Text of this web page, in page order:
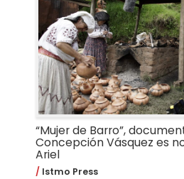
“Mujer de Barro”,
Concepción Vásquez es
Ariel
Istmo Press